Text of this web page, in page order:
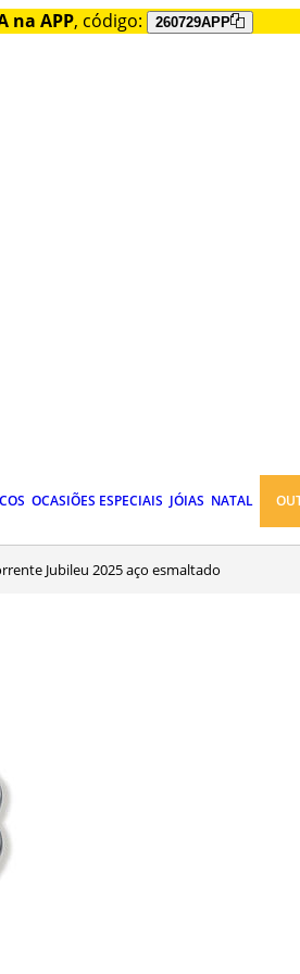
na APP, código: 260729APP
OCASIÕES ESPECIAIS JÓIAS NATAL
Jubileu 2025 aço esmaltado